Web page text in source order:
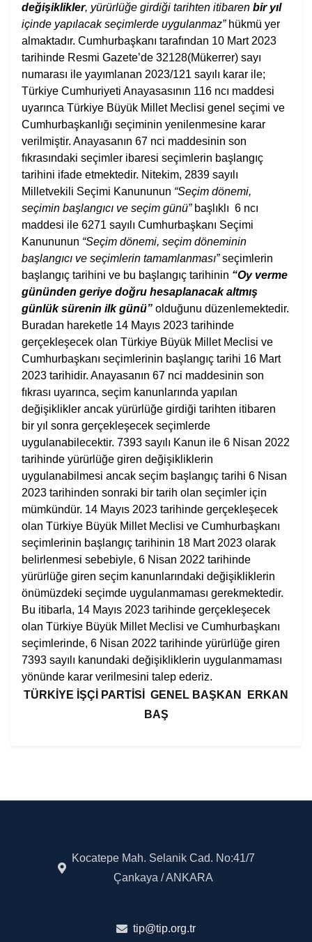
değişiklikler, yürürlüğe girdiği tarihten itibaren bir yıl
içinde yapılacak seçimlerde uygulanmaz”hükmü yer
almaktadır. Cumhurbaşkanı tarafından 10 Mart 2023
tarihinde Resmi Gazete’de 32128(Mükerrer) sayı
numarası ile yayımlanan 2023/121 sayılı karar ile;
Türkiye Cumhuriyeti Anayasasının 116 ncı maddesi
uyarınca Türkiye Büyük Millet Meclisi genel seçimi ve
Cumhurbaşkanlığı seçiminin yenilenmesine karar
verilmiştir. Anayasanın 67 nci maddesinin son
fıkrasındaki seçimler ibaresi seçimlerin başlangıç
tarihini ifade etmektedir. Nitekim, 2839 sayılı
Milletvekili Seçimi Kanununun “Seçim dönemi,
seçimin başlangıcı ve seçim günü”başlıklı 6 ncı
maddesi ile 6271 sayılı Cumhurbaşkanı Seçimi
Kanununun “Seçim dönemi, seçim döneminin
başlangıcı ve seçimlerin tamamlanması”seçimlerin
başlangıç tarihini ve bu başlangıç tarihinin “Oy verme
gününden geriye doğru hesaplanacak altmış
günlük sürenin ilk günü” olduğunu düzenlemektedir.
Buradan hareketle 14 Mayıs 2023 tarihinde
gerçekleşecek olan Türkiye Büyük Millet Meclisi ve
Cumhurbaşkanı seçimlerinin başlangıç tarihi 16 Mart
2023 tarihidir. Anayasanın 67 nci maddesinin son
fıkrası uyarınca, seçim kanunlarında yapılan
değişiklikler ancak yürürlüğe girdiği tarihten itibaren
bir yıl sonra gerçekleşecek seçimlerde
uygulanabilecektir. 7393 sayılı Kanun ile 6 Nisan 2022
tarihinde yürürlüğe giren değişikliklerin
uygulanabilmesi ancak seçim başlangıç tarihi 6 Nisan
2023 tarihinden sonraki bir tarih olan seçimler için
mümkündür. 14 Mayıs 2023 tarihinde gerçekleşecek
olan Türkiye Büyük Millet Meclisi ve Cumhurbaşkanı
seçimlerinin başlangıç tarihinin 18 Mart 2023 olarak
belirlenmesi sebebiyle, 6 Nisan 2022 tarihinde
yürürlüğe giren seçim kanunlarındaki değişikliklerin
önümüzdeki seçimde uygulanmaması gerekmektedir.
Bu itibarla, 14 Mayıs 2023 tarihinde gerçekleşecek
olan Türkiye Büyük Millet Meclisi ve Cumhurbaşkanı
seçimlerinde, 6 Nisan 2022 tarihinde yürürlüğe giren
7393 sayılı kanundaki değişikliklerin uygulanmaması
yönünde karar verilmesini talep ederiz.
TÜRKİYE İŞÇİ PARTİSİ GENEL BAŞKAN ERKAN
BAŞ
Kocatepe Mah. Selanik Cad. No:41/7
Çankaya / ANKARA
tip@tip.org.tr